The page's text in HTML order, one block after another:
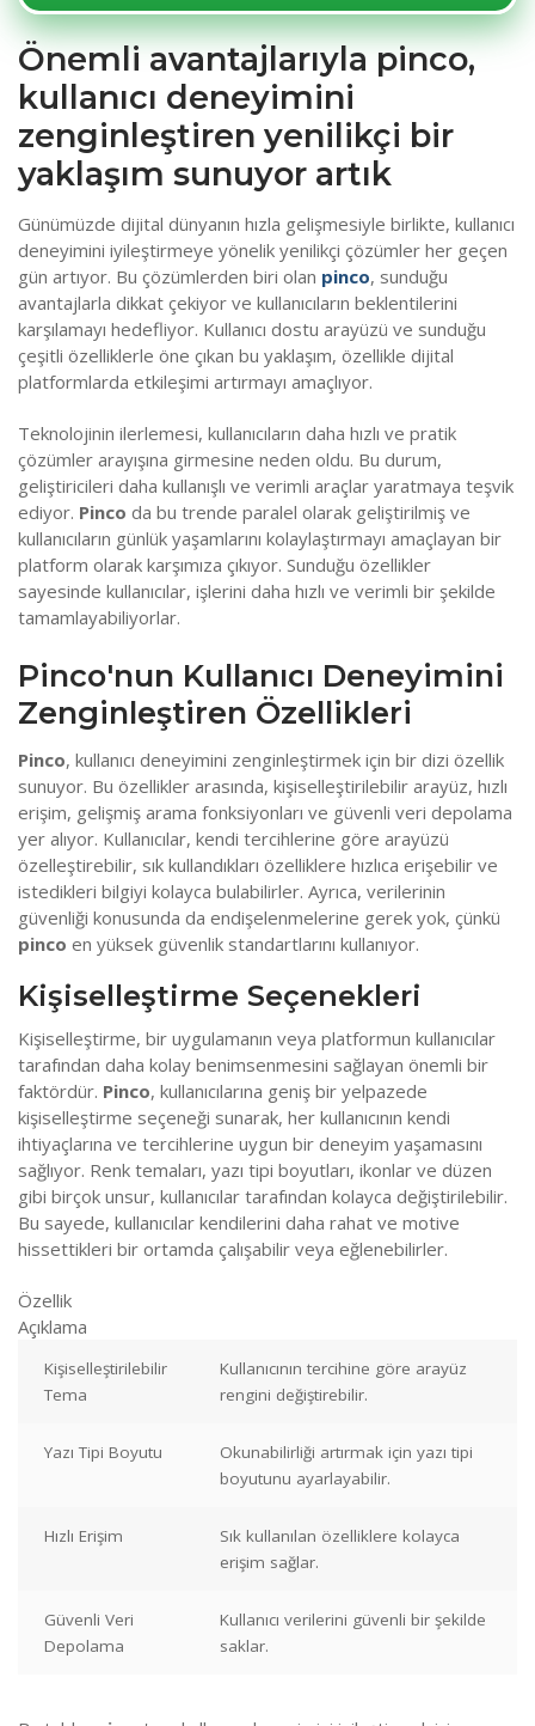
Önemli avantajlarıyla pinco,
kullanıcı deneyimini
zenginleştiren yenilikçi bir
yaklaşım sunuyor artık
Günümüzde dijital dünyanın hızla gelişmesiyle birlikte, kullanıcı
deneyimini iyileştirmeye yönelik yenilikçi çözümler her geçen
gün artıyor. Bu çözümlerden biri olan pinco, sunduğu
avantajlarla dikkat çekiyor ve kullanıcıların beklentilerini
karşılamayı hedefliyor. Kullanıcı dostu arayüzü ve sunduğu
çeşitli özelliklerle öne çıkan bu yaklaşım, özellikle dijital
platformlarda etkileşimi artırmayı amaçlıyor.
Teknolojinin ilerlemesi, kullanıcıların daha hızlı ve pratik
çözümler arayışına girmesine neden oldu. Bu durum,
geliştiricileri daha kullanışlı ve verimli araçlar yaratmaya teşvik
ediyor. Pinco da bu trende paralel olarak geliştirilmiş ve
kullanıcıların günlük yaşamlarını kolaylaştırmayı amaçlayan bir
platform olarak karşımıza çıkıyor. Sunduğu özellikler
sayesinde kullanıcılar, işlerini daha hızlı ve verimli bir şekilde
tamamlayabiliyorlar.
Pinco'nun Kullanıcı Deneyimini
Zenginleştiren Özellikleri
Pinco, kullanıcı deneyimini zenginleştirmek için bir dizi özellik
sunuyor. Bu özellikler arasında, kişiselleştirilebilir arayüz, hızlı
erişim, gelişmiş arama fonksiyonları ve güvenli veri depolama
yer alıyor. Kullanıcılar, kendi tercihlerine göre arayüzü
özelleştirebilir, sık kullandıkları özelliklere hızlıca erişebilir ve
istedikleri bilgiyi kolayca bulabilirler. Ayrıca, verilerinin
güvenliği konusunda da endişelenmelerine gerek yok, çünkü
pinco en yüksek güvenlik standartlarını kullanıyor.
Kişiselleştirme Seçenekleri
Kişiselleştirme, bir uygulamanın veya platformun kullanıcılar
tarafından daha kolay benimsenmesini sağlayan önemli bir
faktördür. Pinco, kullanıcılarına geniş bir yelpazede
kişiselleştirme seçeneği sunarak, her kullanıcının kendi
ihtiyaçlarına ve tercihlerine uygun bir deneyim yaşamasını
sağlıyor. Renk temaları, yazı tipi boyutları, ikonlar ve düzen
gibi birçok unsur, kullanıcılar tarafından kolayca değiştirilebilir.
Bu sayede, kullanıcılar kendilerini daha rahat ve motive
hissettikleri bir ortamda çalışabilir veya eğlenebilirler.
Özellik
Açıklama
Kişiselleştirilebilir
Tema
Kullanıcının tercihine göre arayüz
rengini değiştirebilir.
Yazı Tipi Boyutu
Okunabilirliği artırmak için yazı tipi
boyutunu ayarlayabilir.
Hızlı Erişim
Sık kullanılan özelliklere kolayca
erişim sağlar.
Güvenli Veri
Depolama
Kullanıcı verilerini güvenli bir şekilde
saklar.